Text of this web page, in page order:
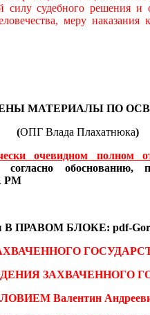
судебного решения и
меру
МАТЕРИАЛЫ ПО
(ОПГ Влада Плахатнюка)
очевидном полном
РМ
В ПРАВОМ БЛОКЕ: pdf-
ЗАХВАЧЕННОГО
Валентин